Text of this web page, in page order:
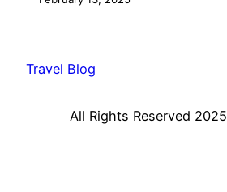
Travel Blog
All Rights Reserved 2025